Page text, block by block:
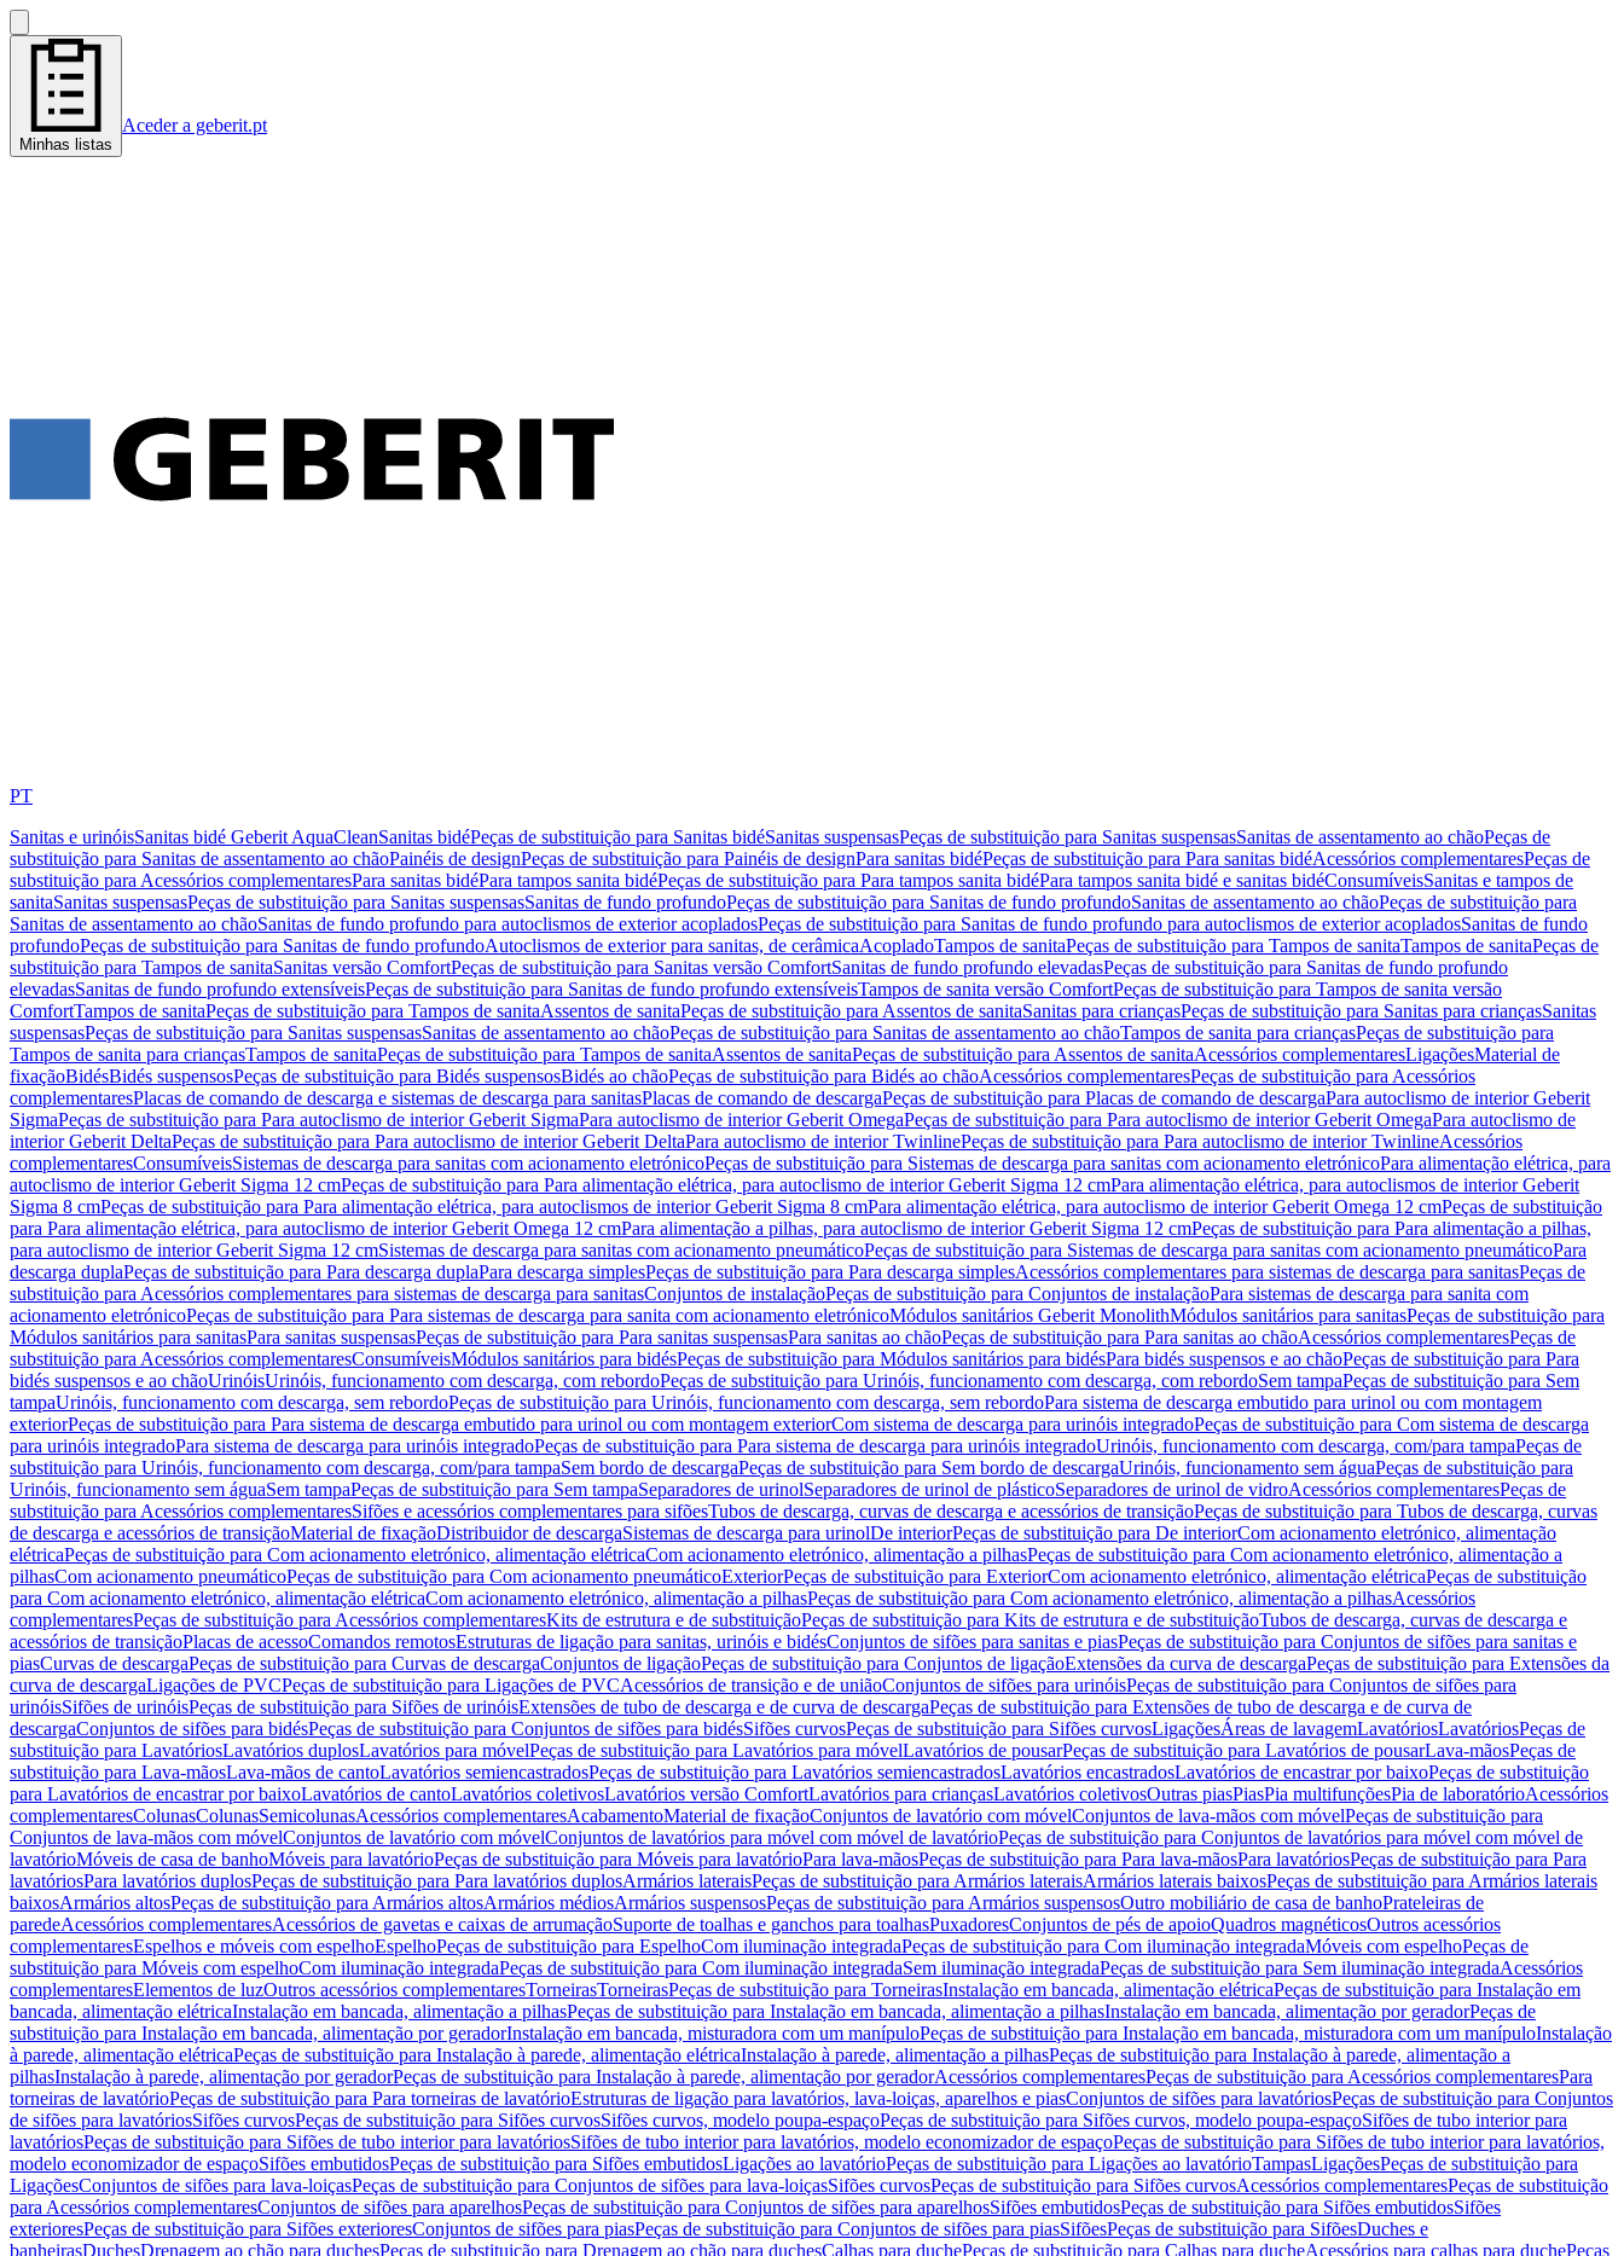
Minhas listas
Aceder a geberit.pt
PT
Sanitas e urinóisSanitas bidé Geberit AquaCleanSanitas bidéPeças de substituição para Sanitas bidéSanitas suspensasPeças de substituição para Sanitas suspensasSanitas de assentamento ao chãoPeças de
substituição para Sanitas de assentamento ao chãoPainéis de designPeças de substituição para Painéis de designPara sanitas bidéPeças de substituição para Para sanitas bidéAcessórios complementaresPeças de
substituição para Acessórios complementaresPara sanitas bidéPara tampos sanita bidéPeças de substituição para Para tampos sanita bidéPara tampos sanita bidé e sanitas bidéConsumíveisSanitas e tampos de
sanitaSanitas suspensasPeças de substituição para Sanitas suspensasSanitas de fundo profundoPeças de substituição para Sanitas de fundo profundoSanitas de assentamento ao chãoPeças de substituição para
Sanitas de assentamento ao chãoSanitas de fundo profundo para autoclismos de exterior acopladosPeças de substituição para Sanitas de fundo profundo para autoclismos de exterior acopladosSanitas de fundo
profundoPeças de substituição para Sanitas de fundo profundoAutoclismos de exterior para sanitas, de cerâmicaAcopladoTampos de sanitaPeças de substituição para Tampos de sanitaTampos de sanitaPeças de
substituição para Tampos de sanitaSanitas versão ComfortPeças de substituição para Sanitas versão ComfortSanitas de fundo profundo elevadasPeças de substituição para Sanitas de fundo profundo
elevadasSanitas de fundo profundo extensíveisPeças de substituição para Sanitas de fundo profundo extensíveisTampos de sanita versão ComfortPeças de substituição para Tampos de sanita versão
ComfortTampos de sanitaPeças de substituição para Tampos de sanitaAssentos de sanitaPeças de substituição para Assentos de sanitaSanitas para criançasPeças de substituição para Sanitas para criançasSanitas
suspensasPeças de substituição para Sanitas suspensasSanitas de assentamento ao chãoPeças de substituição para Sanitas de assentamento ao chãoTampos de sanita para criançasPeças de substituição para
Tampos de sanita para criançasTampos de sanitaPeças de substituição para Tampos de sanitaAssentos de sanitaPeças de substituição para Assentos de sanitaAcessórios complementaresLigaçõesMaterial de
fixaçãoBidésBidés suspensosPeças de substituição para Bidés suspensosBidés ao chãoPeças de substituição para Bidés ao chãoAcessórios complementaresPeças de substituição para Acessórios
complementaresPlacas de comando de descarga e sistemas de descarga para sanitasPlacas de comando de descargaPeças de substituição para Placas de comando de descargaPara autoclismo de interior Geberit
SigmaPeças de substituição para Para autoclismo de interior Geberit SigmaPara autoclismo de interior Geberit OmegaPeças de substituição para Para autoclismo de interior Geberit OmegaPara autoclismo de
interior Geberit DeltaPeças de substituição para Para autoclismo de interior Geberit DeltaPara autoclismo de interior TwinlinePeças de substituição para Para autoclismo de interior TwinlineAcessórios
complementaresConsumíveisSistemas de descarga para sanitas com acionamento eletrónicoPeças de substituição para Sistemas de descarga para sanitas com acionamento eletrónicoPara alimentação elétrica, para
autoclismo de interior Geberit Sigma 12 cmPeças de substituição para Para alimentação elétrica, para autoclismo de interior Geberit Sigma 12 cmPara alimentação elétrica, para autoclismos de interior Geberit
Sigma 8 cmPeças de substituição para Para alimentação elétrica, para autoclismos de interior Geberit Sigma 8 cmPara alimentação elétrica, para autoclismo de interior Geberit Omega 12 cmPeças de substituição
para Para alimentação elétrica, para autoclismo de interior Geberit Omega 12 cmPara alimentação a pilhas, para autoclismo de interior Geberit Sigma 12 cmPeças de substituição para Para alimentação a pilhas,
para autoclismo de interior Geberit Sigma 12 cmSistemas de descarga para sanitas com acionamento pneumáticoPeças de substituição para Sistemas de descarga para sanitas com acionamento pneumáticoPara
descarga duplaPeças de substituição para Para descarga duplaPara descarga simplesPeças de substituição para Para descarga simplesAcessórios complementares para sistemas de descarga para sanitasPeças de
substituição para Acessórios complementares para sistemas de descarga para sanitasConjuntos de instalaçãoPeças de substituição para Conjuntos de instalaçãoPara sistemas de descarga para sanita com
acionamento eletrónicoPeças de substituição para Para sistemas de descarga para sanita com acionamento eletrónicoMódulos sanitários Geberit MonolithMódulos sanitários para sanitasPeças de substituição para
Módulos sanitários para sanitasPara sanitas suspensasPeças de substituição para Para sanitas suspensasPara sanitas ao chãoPeças de substituição para Para sanitas ao chãoAcessórios complementaresPeças de
substituição para Acessórios complementaresConsumíveisMódulos sanitários para bidésPeças de substituição para Módulos sanitários para bidésPara bidés suspensos e ao chãoPeças de substituição para Para
bidés suspensos e ao chãoUrinóisUrinóis, funcionamento com descarga, com rebordoPeças de substituição para Urinóis, funcionamento com descarga, com rebordoSem tampaPeças de substituição para Sem
tampaUrinóis, funcionamento com descarga, sem rebordoPeças de substituição para Urinóis, funcionamento com descarga, sem rebordoPara sistema de descarga embutido para urinol ou com montagem
exteriorPeças de substituição para Para sistema de descarga embutido para urinol ou com montagem exteriorCom sistema de descarga para urinóis integradoPeças de substituição para Com sistema de descarga
para urinóis integradoPara sistema de descarga para urinóis integradoPeças de substituição para Para sistema de descarga para urinóis integradoUrinóis, funcionamento com descarga, com/para tampaPeças de
substituição para Urinóis, funcionamento com descarga, com/para tampaSem bordo de descargaPeças de substituição para Sem bordo de descargaUrinóis, funcionamento sem águaPeças de substituição para
Urinóis, funcionamento sem águaSem tampaPeças de substituição para Sem tampaSeparadores de urinolSeparadores de urinol de plásticoSeparadores de urinol de vidroAcessórios complementaresPeças de
substituição para Acessórios complementaresSifões e acessórios complementares para sifõesTubos de descarga, curvas de descarga e acessórios de transiçãoPeças de substituição para Tubos de descarga, curvas
de descarga e acessórios de transiçãoMaterial de fixaçãoDistribuidor de descargaSistemas de descarga para urinolDe interiorPeças de substituição para De interiorCom acionamento eletrónico, alimentação
elétricaPeças de substituição para Com acionamento eletrónico, alimentação elétricaCom acionamento eletrónico, alimentação a pilhasPeças de substituição para Com acionamento eletrónico, alimentação a
pilhasCom acionamento pneumáticoPeças de substituição para Com acionamento pneumáticoExteriorPeças de substituição para ExteriorCom acionamento eletrónico, alimentação elétricaPeças de substituição
para Com acionamento eletrónico, alimentação elétricaCom acionamento eletrónico, alimentação a pilhasPeças de substituição para Com acionamento eletrónico, alimentação a pilhasAcessórios
complementaresPeças de substituição para Acessórios complementaresKits de estrutura e de substituiçãoPeças de substituição para Kits de estrutura e de substituiçãoTubos de descarga, curvas de descarga e
acessórios de transiçãoPlacas de acessoComandos remotosEstruturas de ligação para sanitas, urinóis e bidésConjuntos de sifões para sanitas e piasPeças de substituição para Conjuntos de sifões para sanitas e
piasCurvas de descargaPeças de substituição para Curvas de descargaConjuntos de ligaçãoPeças de substituição para Conjuntos de ligaçãoExtensões da curva de descargaPeças de substituição para Extensões da
curva de descargaLigações de PVCPeças de substituição para Ligações de PVCAcessórios de transição e de uniãoConjuntos de sifões para urinóisPeças de substituição para Conjuntos de sifões para
urinóisSifões de urinóisPeças de substituição para Sifões de urinóisExtensões de tubo de descarga e de curva de descargaPeças de substituição para Extensões de tubo de descarga e de curva de
descargaConjuntos de sifões para bidésPeças de substituição para Conjuntos de sifões para bidésSifões curvosPeças de substituição para Sifões curvosLigaçõesÁreas de lavagemLavatóriosLavatóriosPeças de
substituição para LavatóriosLavatórios duplosLavatórios para móvelPeças de substituição para Lavatórios para móvelLavatórios de pousarPeças de substituição para Lavatórios de pousarLava-mãosPeças de
substituição para Lava-mãosLava-mãos de cantoLavatórios semiencastradosPeças de substituição para Lavatórios semiencastradosLavatórios encastradosLavatórios de encastrar por baixoPeças de substituição
para Lavatórios de encastrar por baixoLavatórios de cantoLavatórios coletivosLavatórios versão ComfortLavatórios para criançasLavatórios coletivosOutras piasPiasPia multifunçõesPia de laboratórioAcessórios
complementaresColunasColunasSemicolunasAcessórios complementaresAcabamentoMaterial de fixaçãoConjuntos de lavatório com móvelConjuntos de lava-mãos com móvelPeças de substituição para
Conjuntos de lava-mãos com móvelConjuntos de lavatório com móvelConjuntos de lavatórios para móvel com móvel de lavatórioPeças de substituição para Conjuntos de lavatórios para móvel com móvel de
lavatórioMóveis de casa de banhoMóveis para lavatórioPeças de substituição para Móveis para lavatórioPara lava-mãosPeças de substituição para Para lava-mãosPara lavatóriosPeças de substituição para Para
lavatóriosPara lavatórios duplosPeças de substituição para Para lavatórios duplosArmários lateraisPeças de substituição para Armários lateraisArmários laterais baixosPeças de substituição para Armários laterais
baixosArmários altosPeças de substituição para Armários altosArmários médiosArmários suspensosPeças de substituição para Armários suspensosOutro mobiliário de casa de banhoPrateleiras de
paredeAcessórios complementaresAcessórios de gavetas e caixas de arrumaçãoSuporte de toalhas e ganchos para toalhasPuxadoresConjuntos de pés de apoioQuadros magnéticosOutros acessórios
complementaresEspelhos e móveis com espelhoEspelhoPeças de substituição para EspelhoCom iluminação integradaPeças de substituição para Com iluminação integradaMóveis com espelhoPeças de
substituição para Móveis com espelhoCom iluminação integradaPeças de substituição para Com iluminação integradaSem iluminação integradaPeças de substituição para Sem iluminação integradaAcessórios
complementaresElementos de luzOutros acessórios complementaresTorneirasTorneirasPeças de substituição para TorneirasInstalação em bancada, alimentação elétricaPeças de substituição para Instalação em
bancada, alimentação elétricaInstalação em bancada, alimentação a pilhasPeças de substituição para Instalação em bancada, alimentação a pilhasInstalação em bancada, alimentação por geradorPeças de
substituição para Instalação em bancada, alimentação por geradorInstalação em bancada, misturadora com um manípuloPeças de substituição para Instalação em bancada, misturadora com um manípuloInstalação
à parede, alimentação elétricaPeças de substituição para Instalação à parede, alimentação elétricaInstalação à parede, alimentação a pilhasPeças de substituição para Instalação à parede, alimentação a
pilhasInstalação à parede, alimentação por geradorPeças de substituição para Instalação à parede, alimentação por geradorAcessórios complementaresPeças de substituição para Acessórios complementaresPara
torneiras de lavatórioPeças de substituição para Para torneiras de lavatórioEstruturas de ligação para lavatórios, lava-loiças, aparelhos e piasConjuntos de sifões para lavatóriosPeças de substituição para Conjuntos
de sifões para lavatóriosSifões curvosPeças de substituição para Sifões curvosSifões curvos, modelo poupa-espaçoPeças de substituição para Sifões curvos, modelo poupa-espaçoSifões de tubo interior para
lavatóriosPeças de substituição para Sifões de tubo interior para lavatóriosSifões de tubo interior para lavatórios, modelo economizador de espaçoPeças de substituição para Sifões de tubo interior para lavatórios,
modelo economizador de espaçoSifões embutidosPeças de substituição para Sifões embutidosLigações ao lavatórioPeças de substituição para Ligações ao lavatórioTampasLigaçõesPeças de substituição para
LigaçõesConjuntos de sifões para lava-loiçasPeças de substituição para Conjuntos de sifões para lava-loiçasSifões curvosPeças de substituição para Sifões curvosAcessórios complementaresPeças de substituição
para Acessórios complementaresConjuntos de sifões para aparelhosPeças de substituição para Conjuntos de sifões para aparelhosSifões embutidosPeças de substituição para Sifões embutidosSifões
exterioresPeças de substituição para Sifões exterioresConjuntos de sifões para piasPeças de substituição para Conjuntos de sifões para piasSifõesPeças de substituição para SifõesDuches e
banheirasDuchesDrenagem ao chão para duchesPeças de substituição para Drenagem ao chão para duchesCalhas para duchePeças de substituição para Calhas para ducheAcessórios para calhas para duchePeças